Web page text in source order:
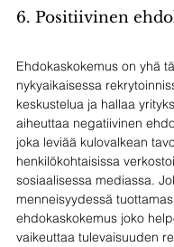
6. Positiivinen
Ehdokaskokemus on yhä
nykyaikaisessa
keskustelua ja hallaa
aiheuttaa negatiivinen
joka leviää kulovalkean
henkilökohtaisissa
sosiaalisessa mediassa.
menneisyydessä tuottamasi
ehdokaskokemus joko
vaikeuttaa tulevaisuuden